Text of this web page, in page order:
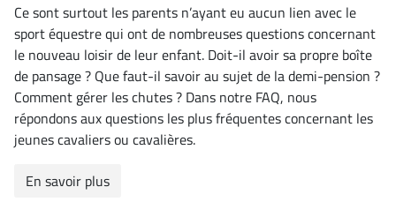
Ce sont surtout les parents n’ayant eu aucun lien avec le
sport équestre qui ont de nombreuses questions concernant
le nouveau loisir de leur enfant. Doit-il avoir sa propre boîte
de pansage ? Que faut-il savoir au sujet de la demi-pension ?
Comment gérer les chutes ? Dans notre FAQ, nous
répondons aux questions les plus fréquentes concernant les
jeunes cavaliers ou cavalières.
En savoir plus